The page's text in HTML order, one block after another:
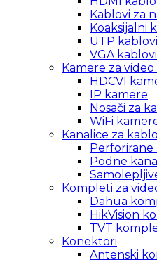
Kablovi za
Koaksijalni
UTP kablovi
VGA kablovi
Kamere za
HDCVI
IP kamere
Nosači za
WiFi
Kanalice za
Perforirane
Podne
Kompleti za
Dahua
HikVision
TVT
Konektori
Antenski